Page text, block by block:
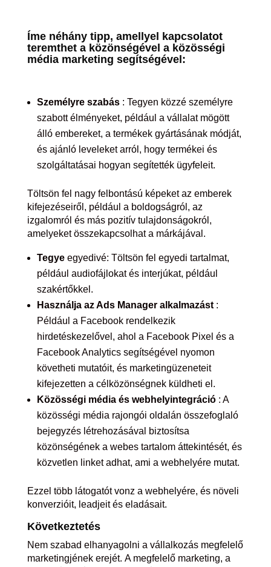
Íme néhány tipp, amellyel kapcsolatot
teremthet a közönségével a közösségi
média marketing segítségével:
Személyre szabás: Tegyen közzé személyre
szabott élményeket, például a vállalat mögött
álló embereket, a termékek gyártásának módját,
és ajánló leveleket arról, hogy termékei és
szolgáltatásai hogyan segítették ügyfeleit.
Töltsön fel nagy felbontású képeket az emberek
kifejezéseiről, például a boldogságról, az
izgalomról és más pozitív tulajdonságokról,
amelyeket összekapcsolhat a márkájával.
Tegyeegyedivé: Töltsön fel egyedi tartalmat,
például audiofájlokat és interjúkat, például
szakértőkkel.
Használja az Ads Manager alkalmazást:
Például a Facebook rendelkezik
hirdetéskezelővel, ahol a Facebook Pixel és a
Facebook Analytics segítségével nyomon
követheti mutatóit, és marketingüzeneteit
kifejezetten a célközönségnek küldheti el.
Közösségi média és webhelyintegráció: A
közösségi média rajongói oldalán összefoglaló
bejegyzés létrehozásával biztosítsa
közönségének a webes tartalom áttekintését, és
közvetlen linket adhat, ami a webhelyére mutat.
Ezzel több látogatót vonz a webhelyére, és növeli
konverzióit, leadjeit és eladásait.
Következtetés
Nem szabad elhanyagolni a vállalkozás megfelelő
marketingjének erejét. A megfelelő marketing, a